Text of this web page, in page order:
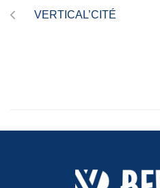
VERTICAL’CITÉ